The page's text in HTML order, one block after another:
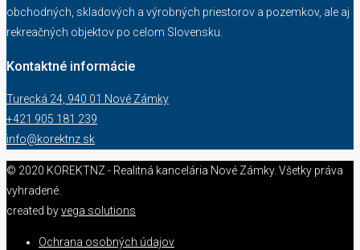
obchodných, skladových a výrobných priestorov a pozemkov, ale aj
rekreačných objektov po celom Slovensku.
Kontaktné informácie
Turecká 24, 940 01 Nové Zámky
+421 905 181 239
info@korektnz.sk
© 2020 KOREKTNZ - Realitná kancelária Nové Zámky. Všetky práva
vyhradené.
created byvega solutions
Ochrana osobných údajov